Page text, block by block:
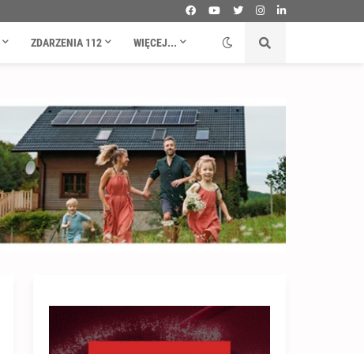
ZDARZENIA 112 WIĘCEJ...